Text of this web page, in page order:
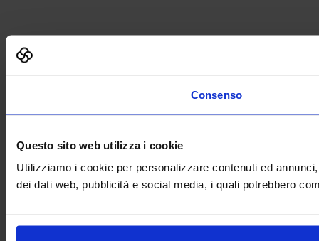
Consenso
Questo sito web utilizza i cookie
Utilizziamo i cookie per personalizzare contenuti ed
dei dati web, pubblicità e social media, i quali potrebbero